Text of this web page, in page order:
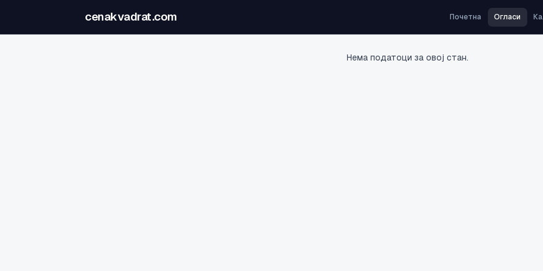
cenakvadrat.com Почетна Огласи
Нема податоци за овој стан.